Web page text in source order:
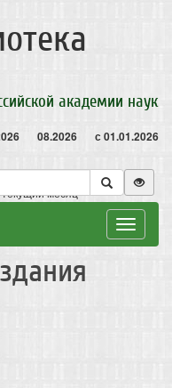
академии наук
08.2026 с 01.01.2026
месяц
Toggle